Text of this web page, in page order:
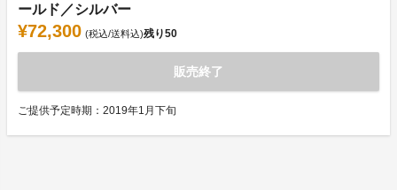
ールド／シルバー
¥72,300 (税込/送料込)残り50
販売終了
ご提供予定時期：2019年1月下旬